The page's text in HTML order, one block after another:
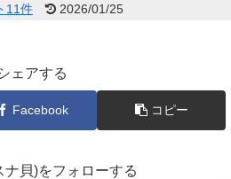
11件 2026/01/25
ェアする
Facebook コピー
ナ貝)をフォローする